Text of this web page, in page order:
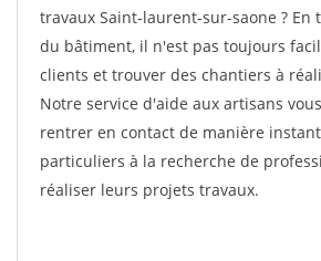
travaux Saint-laurent-sur-saone ?
du bâtiment, il n'est pas toujours
clients et trouver des chantiers à
Notre service d'aide aux artisans
rentrer en contact de manière
particuliers à la recherche de
réaliser leurs projets travaux.